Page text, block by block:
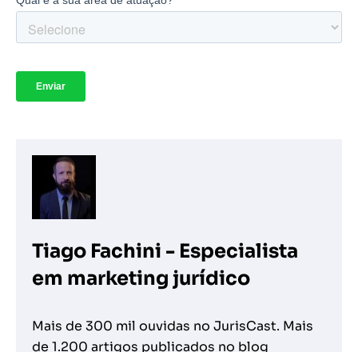
Tiago Fachini - Especialista
em marketing jurídico
Mais de 300 mil ouvidas no JurisCast. Mais
de 1.200 artigos publicados no blog